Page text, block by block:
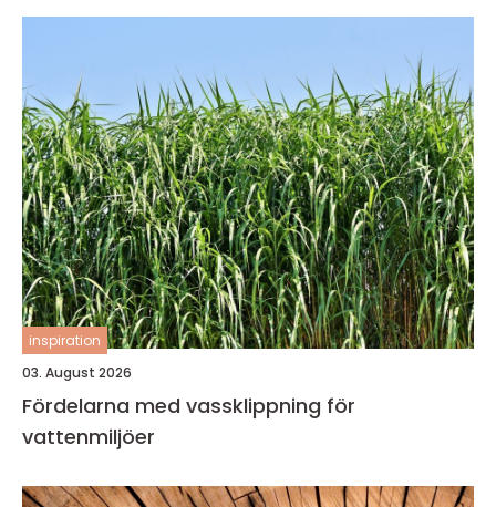
inspiration
03. August 2026
Fördelarna med vassklippning för
vattenmiljöer